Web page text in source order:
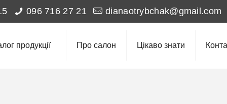
096 716 27 21 dianaotrybchak@gmail.com
продукції Про салон Цікаво знати